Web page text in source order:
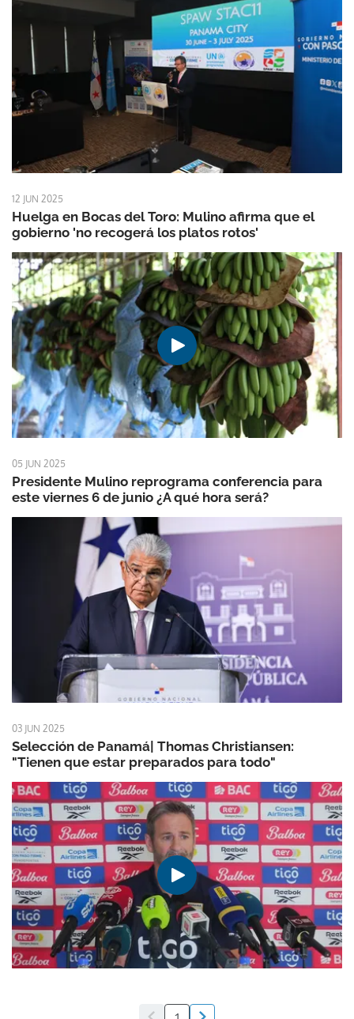
12 JUN 2025
Huelga en Bocas del Toro: Mulino afirma que el
gobierno 'no recogerá los platos rotos'
05 JUN 2025
Presidente Mulino reprograma conferencia para
este viernes 6 de junio ¿A qué hora será?
03 JUN 2025
Selección de Panamá| Thomas Christiansen:
"Tienen que estar preparados para todo"